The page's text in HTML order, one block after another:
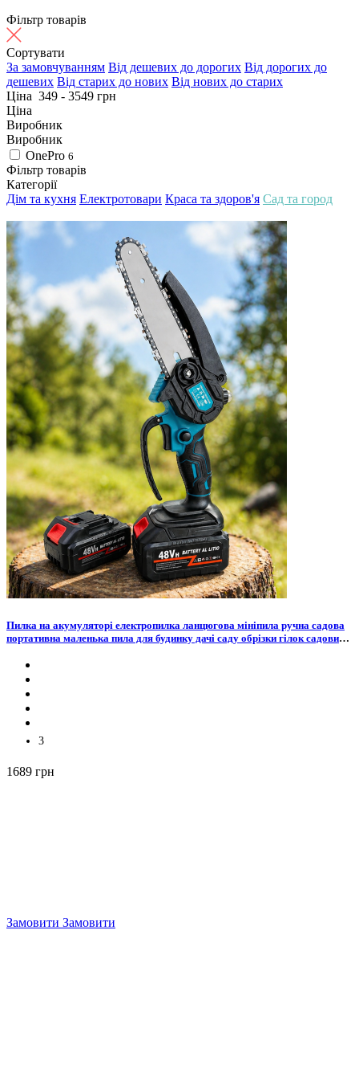
Фільтр товарів
Сортувати
За замовчуванням Від дешевих до дорогих Від дорогих до
дешевих Від старих до нових Від нових до старих
Ціна 349 - 3549 грн
Ціна
Виробник
Виробник
OnePro 6
Фільтр товарів
Категорії
Дім та кухня Електротовари Краса та здоров'я Сад та город
Пилка на акумуляторі електропилка ланцюгова мініпила ручна садова
портативна маленька пила для будинку дачі саду обрізки гілок садових
3
1689 грн
Замовити Замовити